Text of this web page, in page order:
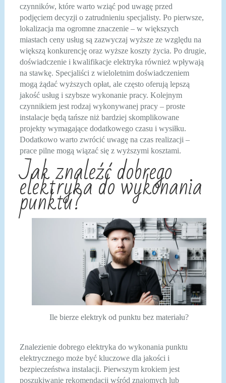
czynników, które warto wziąć pod uwagę przed
podjęciem decyzji o zatrudnieniu specjalisty. Po pierwsze,
lokalizacja ma ogromne znaczenie – w większych
miastach ceny usług są zazwyczaj wyższe ze względu na
większą konkurencję oraz wyższe koszty życia. Po drugie,
doświadczenie i kwalifikacje elektryka również wpływają
na stawkę. Specjaliści z wieloletnim doświadczeniem
mogą żądać wyższych opłat, ale często oferują lepszą
jakość usług i szybsze wykonanie pracy. Kolejnym
czynnikiem jest rodzaj wykonywanej pracy – proste
instalacje będą tańsze niż bardziej skomplikowane
projekty wymagające dodatkowego czasu i wysiłku.
Dodatkowo warto zwrócić uwagę na czas realizacji –
prace pilne mogą wiązać się z wyższymi kosztami.
Jak znaleźć dobrego
elektryka do wykonania
punktu?
Ile bierze elektryk od punktu bez materiału?
Znalezienie dobrego elektryka do wykonania punktu
elektrycznego może być kluczowe dla jakości i
bezpieczeństwa instalacji. Pierwszym krokiem jest
poszukiwanie rekomendacji wśród znajomych lub